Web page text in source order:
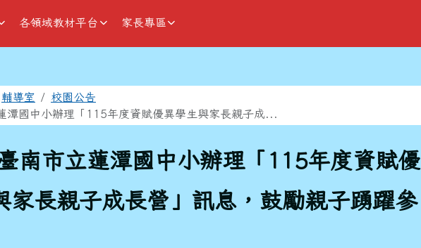
各領域教材平台 家長專區
輔導室
校園公告
潭國中小辦理「115年度資賦優異學生與家長親子成...
南市立蓮潭國中小辦理「115年度資賦優
家長親子成長營」訊息，鼓勵親子踴躍參